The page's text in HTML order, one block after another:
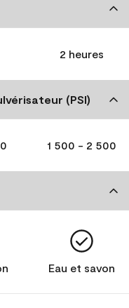
2 heures
(PSI)
1 500 - 2 500
Eau et savon